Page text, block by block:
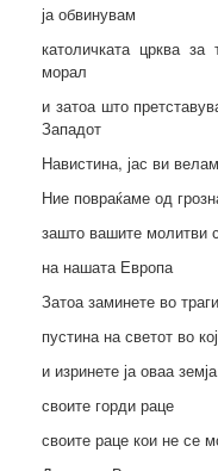
ја обвинувам
католичката црква
морал
и затоа што
Западот
Навистина, јас ви
Ние повраќаме од
зашто вашите молитви
на нашата Европа
Затоа заминете во
пустина на светот во
и изринете ја оваа
своите горди раце
своите раце кои не се